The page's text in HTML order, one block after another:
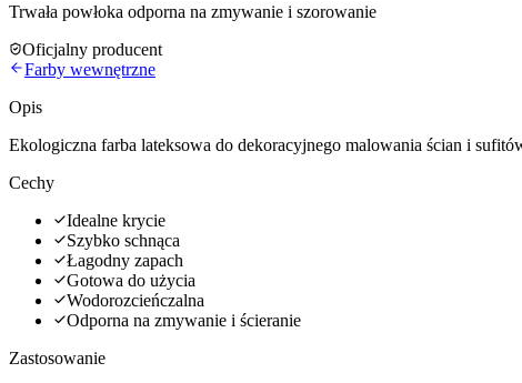
Trwała powłoka odporna na zmywanie i szorowanie
Oficjalny producent
Farby wewnętrzne
Opis
Ekologiczna farba lateksowa do dekoracyjnego malowania ścian i
Cechy
Idealne krycie
Szybko schnąca
Łagodny zapach
Gotowa do użycia
Wodorozcieńczalna
Odporna na zmywanie i ścieranie
Zastosowanie